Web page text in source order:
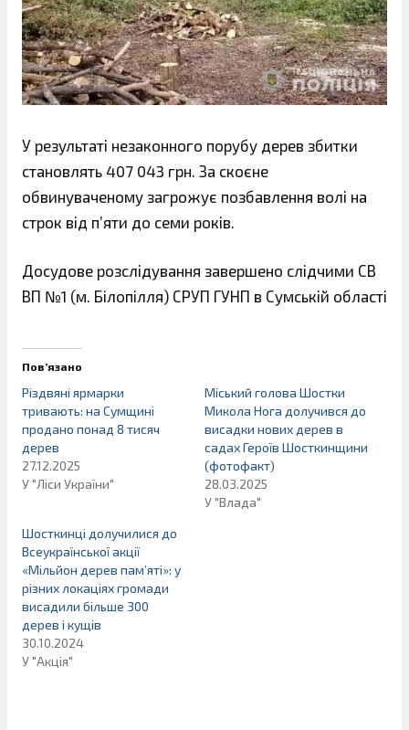
У результаті незаконного порубу дерев збитки
становлять 407 043 грн. За скоєне
обвинуваченому загрожує позбавлення волі на
строк від п’яти до семи років.
Досудове розслідування завершено слідчими СВ
ВП №1 (м. Білопілля) СРУП ГУНП в Сумській області
Пов’язано
Різдвяні ярмарки
тривають: на Сумщині
продано понад 8 тисяч
дерев
27.12.2025
У "Ліси України"
Міський голова Шостки
Микола Нога долучився до
висадки нових дерев в
садах Героїв Шосткинщини
(фотофакт)
28.03.2025
У "Влада"
Шосткинці долучилися до
Всеукраїнської акції
«Мільйон дерев пам’яті»: у
різних локаціях громади
висадили більше 300
дерев і кущів
30.10.2024
У "Акція"